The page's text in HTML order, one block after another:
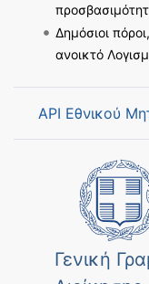
Δημόσιοι πόροι,
ανοικτό
API Εθνικού
Γενική